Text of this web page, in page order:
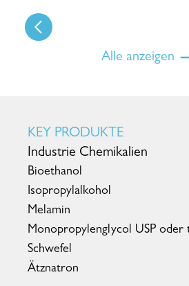
Alle anzeigen
KEY PRODUKTE
Industrie Chemikalien
Bioethanol
Isopropylalkohol
Melamin
Monopropylenglycol USP oder
Schwefel
Ätznatron